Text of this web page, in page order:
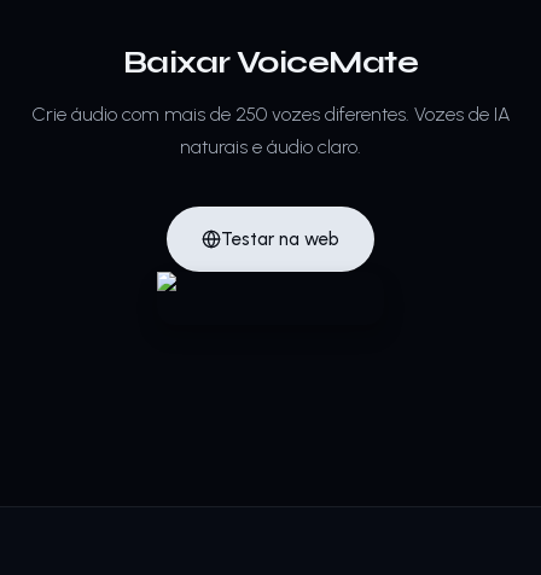
Baixar VoiceMate
Crie áudio com mais de 250 vozes diferentes. Vozes de IA
naturais e áudio claro.
Testar na web